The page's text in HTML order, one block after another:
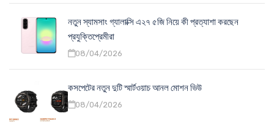
নতুন স্যামসাং গ্যালাক্সি এ২৭ ৫জি নিয়ে কী প্রত্যাশা করছেন
প্রযুক্তিপ্রেমীরা
08/04/2026
কসপেটের নতুন দুটি স্মার্টওয়াচ আনল মোশন ভিউ
08/04/2026